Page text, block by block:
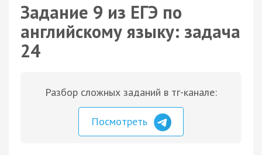
Задание 9 из ЕГЭ по
английскому языку: задача
24
Разбор сложных заданий в тг-канале:
Посмотреть